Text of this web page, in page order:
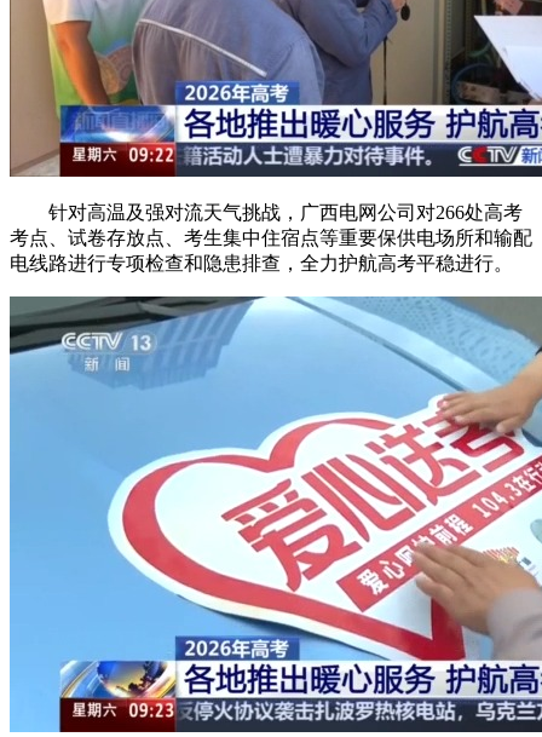
针对高温及强对流天气挑战，广西电网公司对266处高考
考点、试卷存放点、考生集中住宿点等重要保供电场所和输配
电线路进行专项检查和隐患排查，全力护航高考平稳进行。